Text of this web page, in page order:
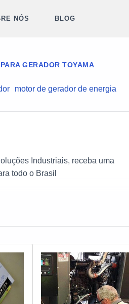
NÓS BLOG
GERADOR TOYAMA
motor de gerador de energia
Industriais, receba uma
todo o Brasil